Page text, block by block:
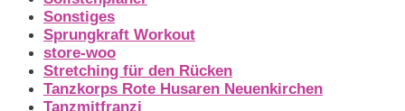
Sonstiges
Sprungkraft Workout
store-woo
Stretching für den Rücken
Tanzkorps Rote Husaren Neuenkirchen
Tanzmitfranzi